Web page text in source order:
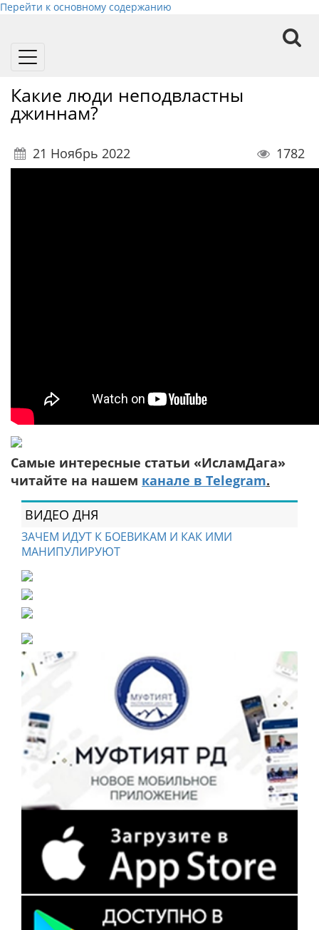
Перейти к основному содержанию
Toggle
Какие люди неподвластны
джиннам?
21 Ноябрь 2022 1782
Самые интересные статьи «ИсламДага»
читайте на нашем канале в Telegram.
ВИДЕО ДНЯ
ЗАЧЕМ ИДУТ К БОЕВИКАМ И КАК ИМИ
МАНИПУЛИРУЮТ